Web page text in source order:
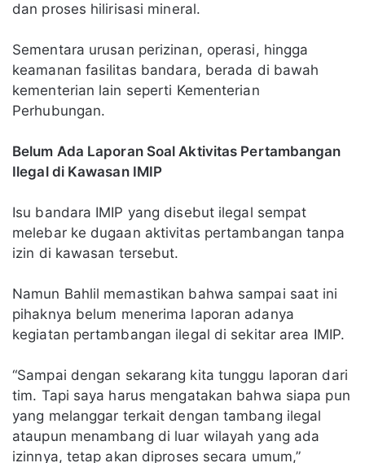
dan proses hilirisasi mineral.
Sementara urusan perizinan, operasi, hingga
keamanan fasilitas bandara, berada di bawah
kementerian lain seperti Kementerian
Perhubungan.
Belum Ada Laporan Soal Aktivitas Pertambangan
Ilegal di Kawasan IMIP
Isu bandara IMIP yang disebut ilegal sempat
melebar ke dugaan aktivitas pertambangan tanpa
izin di kawasan tersebut.
Namun Bahlil memastikan bahwa sampai saat ini
pihaknya belum menerima laporan adanya
kegiatan pertambangan ilegal di sekitar area IMIP.
“Sampai dengan sekarang kita tunggu laporan dari
tim. Tapi saya harus mengatakan bahwa siapa pun
yang melanggar terkait dengan tambang ilegal
ataupun menambang di luar wilayah yang ada
izinnya, tetap akan diproses secara umum,”